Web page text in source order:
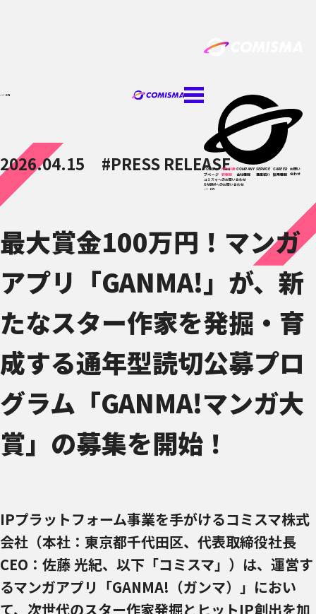
JA EN
TOPトッ
プページ
NEWS最
新情報
COMPANY
会社情報
SERVICE
事業紹介
CAREER
採用情報
お問い
合わせ
コミスマへのお問い合わせ
GANMA!へのお問い合わせ
JA EN
2026.04.15 #PRESS RELEASE
最大賞金100万円！マンガ
アプリ「GANMA!」が、新
たなスター作家を発掘・育
成する通年型読切公募プロ
グラム「GANMA!マンガ大
賞」の募集を開始！
IPプラットフォーム事業を手がけるコミスマ株式
会社（本社：東京都千代田区、代表取締役社長
CEO：佐藤 光紀、以下「コミスマ」）は、運営す
るマンガアプリ「GANMA!（ガンマ）」におい
て、次世代のスター作家発掘とヒットIP創出を加